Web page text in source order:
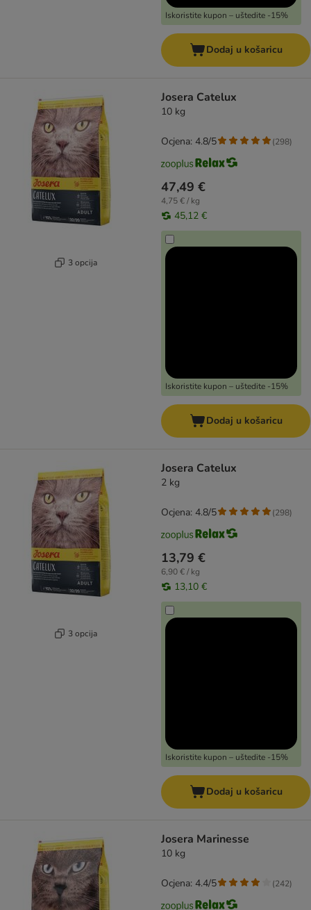
Iskoristite kupon – uštedite -15%
Dodaj u košaricu
3 opcija
Josera Catelux
10 kg
47,49 €
4,75 € / kg
45,12 €
Iskoristite kupon – uštedite -15%
Ocjena: 4.8/5 (298)
Dodaj u košaricu
3 opcija
Josera Catelux
2 kg
13,79 €
6,90 € / kg
13,10 €
Iskoristite kupon – uštedite -15%
Ocjena: 4.8/5 (298)
Dodaj u košaricu
Josera Marinesse
10 kg
Ocjena: 4.4/5 (242)